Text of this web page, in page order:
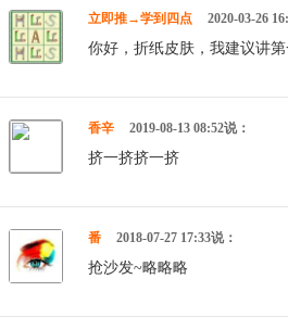
立即推→学到四点 2020-03-26
你好，折纸皮肤，我建议讲
香辛 2019-08-13 08:52说：
挤一挤挤一挤
番 2018-07-27 17:33说：
抢沙发~略略略